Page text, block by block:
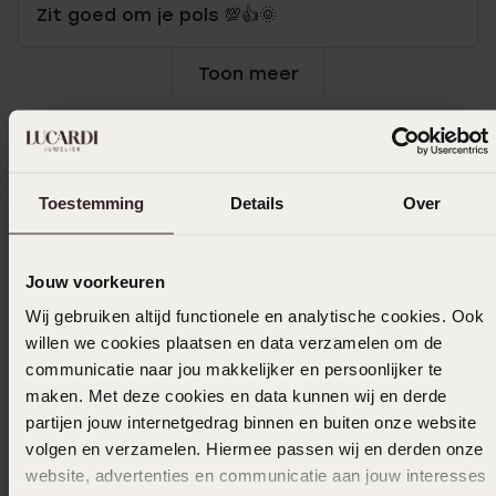
Toestemming Details Over
Jouw voorkeuren
Wij gebruiken altijd functionele en analytische cookies. Ook
willen we cookies plaatsen en data verzamelen om de
communicatie naar jou makkelijker en persoonlijker te
maken. Met deze cookies en data kunnen wij en derde
partijen jouw internetgedrag binnen en buiten onze website
volgen en verzamelen. Hiermee passen wij en derden onze
website, advertenties en communicatie aan jouw interesses
Zit goed om je pols 💯👍🌞
Toon meer